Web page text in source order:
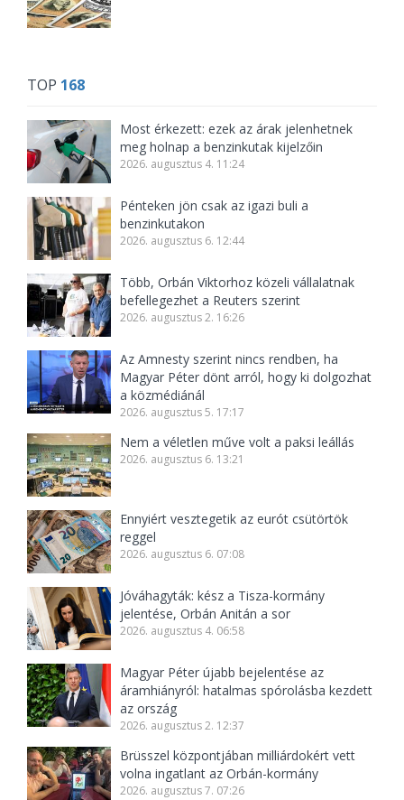
TOP 168
Most érkezett: ezek az árak jelenhetnek
meg holnap a benzinkutak kijelzőin
2026. augusztus 4. 11:24
Pénteken jön csak az igazi buli a
benzinkutakon
2026. augusztus 6. 12:44
Több, Orbán Viktorhoz közeli vállalatnak
befellegezhet a Reuters szerint
2026. augusztus 2. 16:26
Az Amnesty szerint nincs rendben, ha
Magyar Péter dönt arról, hogy ki dolgozhat
a közmédiánál
2026. augusztus 5. 17:17
Nem a véletlen műve volt a paksi leállás
2026. augusztus 6. 13:21
Ennyiért vesztegetik az eurót csütörtök
reggel
2026. augusztus 6. 07:08
Jóváhagyták: kész a Tisza-kormány
jelentése, Orbán Anitán a sor
2026. augusztus 4. 06:58
Magyar Péter újabb bejelentése az
áramhiányról: hatalmas spórolásba kezdett
az ország
2026. augusztus 2. 12:37
Brüsszel központjában milliárdokért vett
volna ingatlant az Orbán-kormány
2026. augusztus 7. 07:26